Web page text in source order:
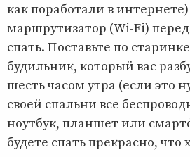
как поработали в интернете)
маршрутизатор (Wi-Fi)
спать. Поставьте по
будильник, который вас
шесть часом утра (если это
своей спальни все
ноутбук, планшет или
будете спать прекрасно,